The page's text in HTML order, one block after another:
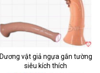
Dương vật giả ngựa gắn tường
siêu kích thích